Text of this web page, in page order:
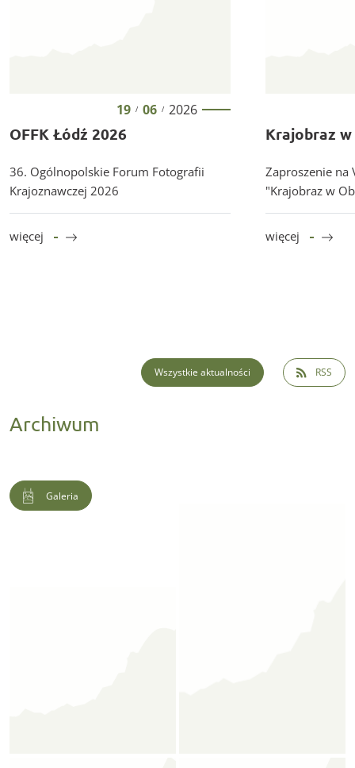
19 / 06 / 2026
OFFK Łódź 2026
36. Ogólnopolskie Forum Fotografii
Krajoznawczej 2026
więcej
Krajobraz
Zaproszenie na
"Krajobraz w
więcej
Wszystkie aktualności RSS
Archiwum
Galeria